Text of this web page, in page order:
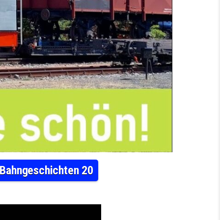
20
SACHSEN … MEINE SCHÖNSTEN BAHNREISEN – BAHNGESCHICHTEN 20